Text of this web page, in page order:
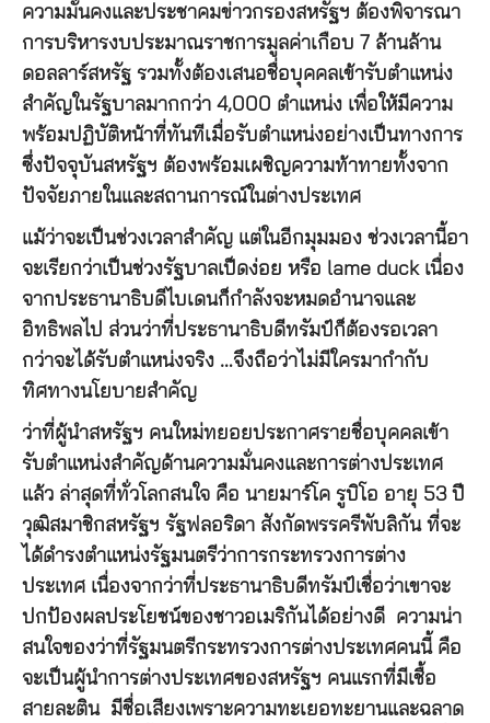
ความมั่นคงและประชาคมข่าวกรองสหรัฐฯ ต้องพิจารณา
การบริหารงบประมาณราชการมูลค่าเกือบ 7 ล้านล้าน
ดอลลาร์สหรัฐ รวมทั้งต้องเสนอชื่อบุคคลเข้ารับตำแหน่ง
สำคัญในรัฐบาลมากกว่า 4,000 ตำแหน่ง เพื่อให้มีความ
พร้อมปฏิบัติหน้าที่ทันทีเมื่อรับตำแหน่งอย่างเป็นทางการ
ซึ่งปัจจุบันสหรัฐฯ ต้องพร้อมเผชิญความท้าทายทั้งจาก
ปัจจัยภายในและสถานการณ์ในต่างประเทศ
แม้ว่าจะเป็นช่วงเวลาสำคัญ แต่ในอีกมุมมอง ช่วงเวลานี้อา
จะเรียกว่าเป็นช่วงรัฐบาลเป็ดง่อย หรือ lame duck เนื่อง
จากประธานาธิบดีไบเดนก็กำลังจะหมดอำนาจและ
อิทธิพลไป ส่วนว่าที่ประธานาธิบดีทรัมป์ก็ต้องรอเวลา
กว่าจะได้รับตำแหน่งจริง …จึงถือว่าไม่มีใครมากำกับ
ทิศทางนโยบายสำคัญ
ว่าที่ผู้นำสหรัฐฯ คนใหม่ทยอยประกาศรายชื่อบุคคลเข้า
รับตำแหน่งสำคัญด้านความมั่นคงและการต่างประเทศ
แล้ว ล่าสุดที่ทั่วโลกสนใจ คือ นายมาร์โค รูบิโอ อายุ 53 ปี
วุฒิสมาชิกสหรัฐฯ รัฐฟลอริดา สังกัดพรรครีพับลิกัน ที่จะ
ได้ดำรงตำแหน่งรัฐมนตรีว่าการกระทรวงการต่าง
ประเทศ เนื่องจากว่าที่ประธานาธิบดีทรัมป์เชื่อว่าเขาจะ
ปกป้องผลประโยชน์ของชาวอเมริกันได้อย่างดี ความน่า
สนใจของว่าที่รัฐมนตรีกระทรวงการต่างประเทศคนนี้ คือ
จะเป็นผู้นำการต่างประเทศของสหรัฐฯ คนแรกที่มีเชื้อ
สายละติน มีชื่อเสียงเพราะความทะเยอทะยานและฉลาด